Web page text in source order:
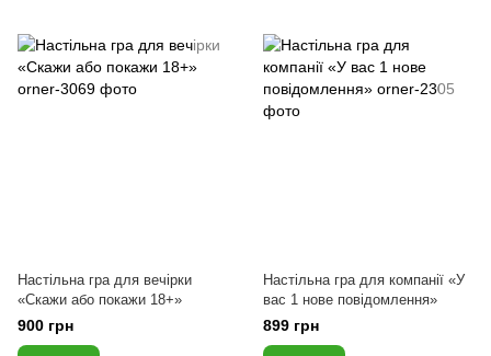
Настільна гра для вечірки
«Скажи або покажи 18+»
900 грн
Настільна гра для компанії «У
вас 1 нове повідомлення»
899 грн